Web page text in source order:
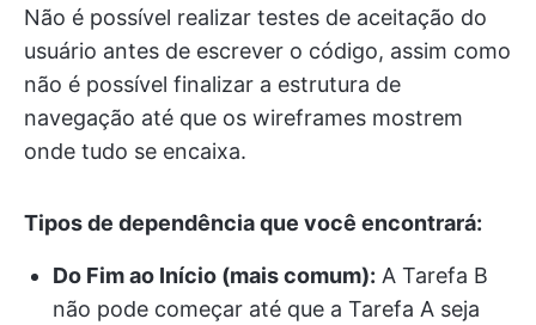
Não é possível realizar testes de aceitação do
usuário antes de escrever o código, assim como
não é possível finalizar a estrutura de
navegação até que os wireframes mostrem
onde tudo se encaixa.
Tipos de dependência que você encontrará:
Do Fim ao Início (mais comum): A Tarefa B
não pode começar até que a Tarefa A seja